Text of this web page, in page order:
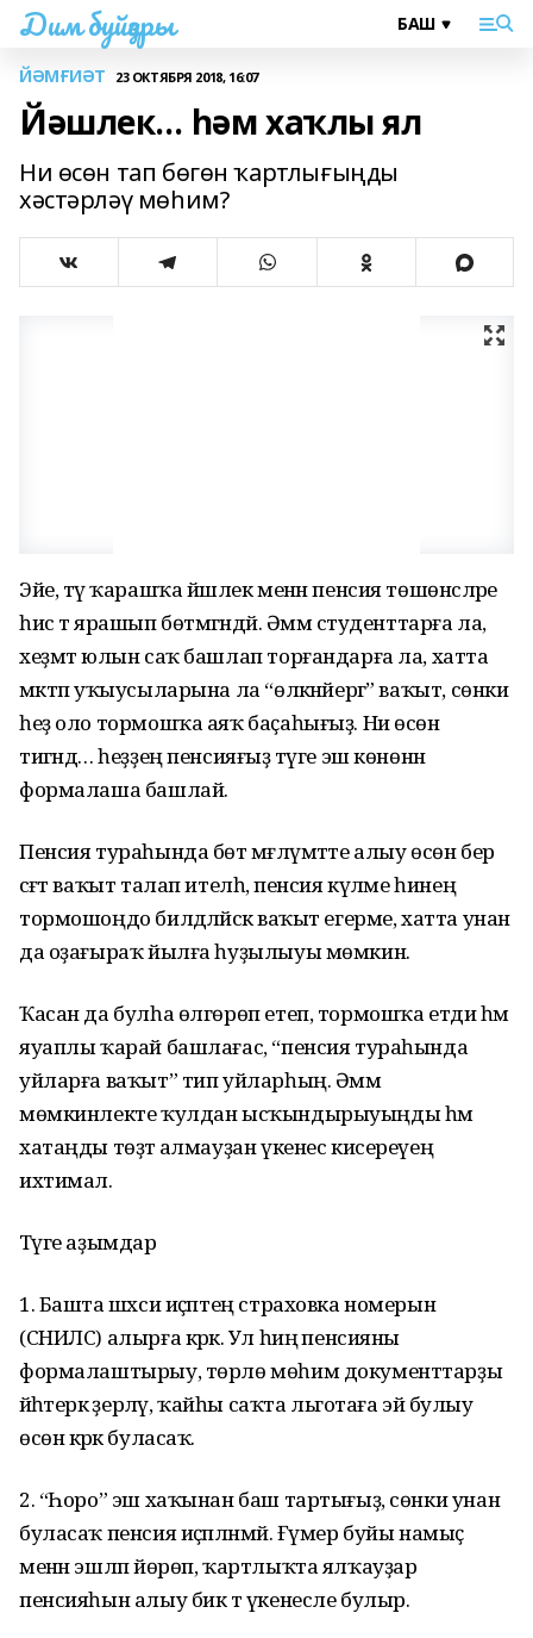
Дим буйҙары
ЙӘМҒИӘТ 23 ОКТЯБРЯ 2018, 16:07
Йәшлек… һәм хаҡлы ял
Ни өсөн тап бөгөн ҡартлығыңды
хәстәрләү мөһим?
Эйе, тәү ҡарашҡа йәшлек менән пенсия төшөнсәләре
һис тә ярашып бөтмәгәндәй. Әммә студенттарға ла,
хеҙмәт юлын саҡ башлап торғандарға ла, хатта
мәктәп уҡыусыларына ла “өлкәнәйергә” ваҡыт, сөнки
һеҙ оло тормошҡа аяҡ баҫаһығыҙ. Ни өсөн
тигәндә… һеҙҙең пенсияғыҙ тәүге эш көнөнән
формалаша башлай.
Пенсия тураһында бөтә мәғлүмәтте алыу өсөн бер
сәғәт ваҡыт талап ителһә, пенсия күләме һинең
тормошоңдо билдәләйәсәк ваҡыт егерме, хатта унан
да оҙағыраҡ йылға һуҙылыуы мөмкин.
Ҡасан да булһа өлгөрөп етеп, тормошҡа етди һәм
яуаплы ҡарай башлағас, “пенсия тураһында
уйларға ваҡыт” тип уйларһың. Әммә
мөмкинлекте ҡулдан ысҡындырыуыңды һәм
хатаңды төҙәтә алмауҙан үкенес кисереүең
ихтимал.
Тәүге аҙымдар
1. Башта шәхси иҫәптең страховка номерын
(СНИЛС) алырға кәрәк. Ул һиңә пенсияны
формалаштырыу, төрлө мөһим документтарҙы
йәһәтерәк әҙерләү, ҡайһы саҡта льготаға эйә булыу
өсөн кәрәк буласаҡ.
2. “Һоро” эш хаҡынан баш тартығыҙ, сөнки унан
буласаҡ пенсия иҫәпләнмәй. Ғүмер буйы намыҫ
менән эшләп йөрөп, ҡартлыҡта ялҡауҙар
пенсияһын алыу бик тә үкенесле булыр.